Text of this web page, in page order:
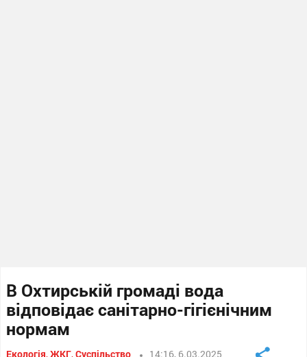
В Охтирській громаді вода
відповідає санітарно-гігієнічним
нормам
Екологія,ЖКГ,Суспільство 14:16, 6.03.2025